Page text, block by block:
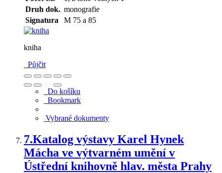
Druh dok. monografie
Signatura
M 75 a 85
kniha
Půjčit
Do košíku
Bookmark
Vybrané dokumenty
7.Katalog výstavy Karel Hynek
Mácha ve výtvarném umění v
Ústřední knihovně hlav. města Prahy